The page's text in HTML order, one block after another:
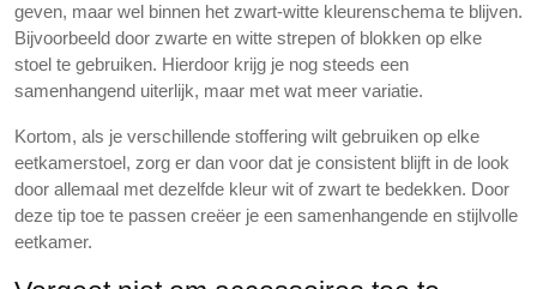
geven, maar wel binnen het zwart-witte kleurenschema te blijven.
Bijvoorbeeld door zwarte en witte strepen of blokken op elke
stoel te gebruiken. Hierdoor krijg je nog steeds een
samenhangend uiterlijk, maar met wat meer variatie.
Kortom, als je verschillende stoffering wilt gebruiken op elke
eetkamerstoel, zorg er dan voor dat je consistent blijft in de look
door allemaal met dezelfde kleur wit of zwart te bedekken. Door
deze tip toe te passen creëer je een samenhangende en stijlvolle
eetkamer.